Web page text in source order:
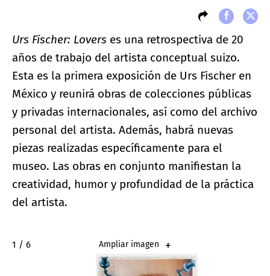
Urs Fischer: Lovers es una retrospectiva de 20
años de trabajo del artista conceptual suizo.
Esta es la primera exposición de Urs Fischer en
México y reunirá obras de colecciones públicas
y privadas internacionales, así como del archivo
personal del artista. Además, habrá nuevas
piezas realizadas específicamente para el
museo. Las obras en conjunto manifiestan la
creatividad, humor y profundidad de la práctica
del artista.
2 / 6 Ampliar imagen